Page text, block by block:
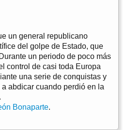
un general republicano
del golpe de Estado, que
un periodo de poco más
control de casi toda Europa
una serie de conquistas y
abdicar cuando perdió en la
.
Bonaparte.